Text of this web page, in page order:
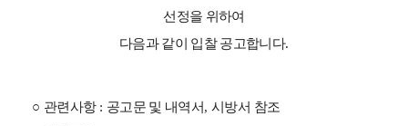
선정을 위하여
다음과 같이 입찰 공고합니다.
○ 관련사항 : 공고문 및 내역서,시방서 참조